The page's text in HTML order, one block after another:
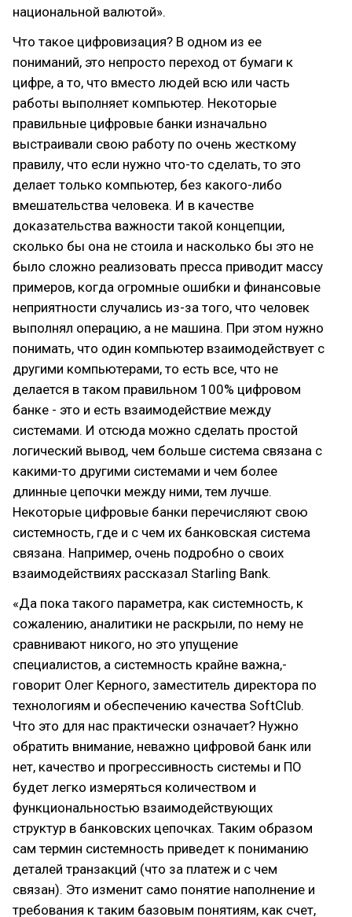
национальной валютой».
Что такое цифровизация? В одном из ее
пониманий, это непросто переход от бумаги к
цифре, а то, что вместо людей всю или часть
работы выполняет компьютер. Некоторые
правильные цифровые банки изначально
выстраивали свою работу по очень жесткому
правилу, что если нужно что-то сделать, то это
делает только компьютер, без какого-либо
вмешательства человека. И в качестве
доказательства важности такой концепции,
сколько бы она не стоила и насколько бы это не
было сложно реализовать пресса приводит массу
примеров, когда огромные ошибки и финансовые
неприятности случались из-за того, что человек
выполнял операцию, а не машина. При этом нужно
понимать, что один компьютер взаимодействует с
другими компьютерами, то есть все, что не
делается в таком правильном 100% цифровом
банке - это и есть взаимодействие между
системами. И отсюда можно сделать простой
логический вывод, чем больше система связана с
какими-то другими системами и чем более
длинные цепочки между ними, тем лучше.
Некоторые цифровые банки перечисляют свою
системность, где и с чем их банковская система
связана. Например, очень подробно о своих
взаимодействиях рассказал Starling Bank.
«Да пока такого параметра, как системность, к
сожалению, аналитики не раскрыли, по нему не
сравнивают никого, но это упущение
специалистов, а системность крайне важна,-
говорит Олег Керного, заместитель директора по
технологиям и обеспечению качества SoftClub.
Что это для нас практически означает? Нужно
обратить внимание, неважно цифровой банк или
нет, качество и прогрессивность системы и ПО
будет легко измеряться количеством и
функциональностью взаимодействующих
структур в банковских цепочках. Таким образом
сам термин системность приведет к пониманию
деталей транзакций (что за платеж и с чем
связан). Это изменит само понятие наполнение и
требования к таким базовым понятиям, как счет,